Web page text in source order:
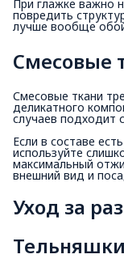
При глажке важно
повредить
лучше вообще
Смесовые
Смесовые ткани
деликатного
случаев подходит
Если в составе
используйте
максимальный
внешний вид и
Уход за
Тельняшки